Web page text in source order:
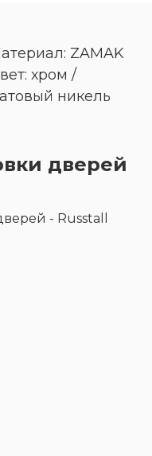
ZAMAK
хром /
никель
дверей